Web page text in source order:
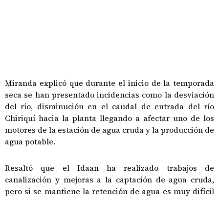
Miranda explicó que durante el inicio de la temporada
seca se han presentado incidencias como la desviación
del río, disminución en el caudal de entrada del río
Chiriquí hacia la planta llegando a afectar uno de los
motores de la estación de agua cruda y la producción de
agua potable.
Resaltó que el Idaan ha realizado trabajos de
canalización y mejoras a la captación de agua cruda,
pero si se mantiene la retención de agua es muy difícil